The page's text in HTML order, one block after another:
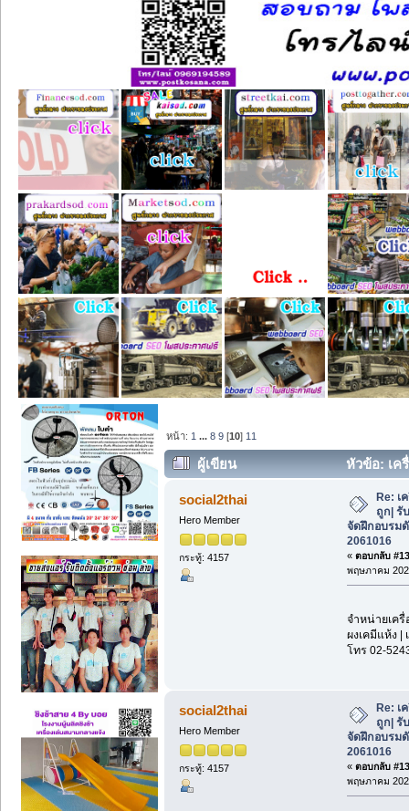
หน้า: 1 ...8 9 [10] 11
ผู้เขียน
หัวข้อ: เค
จัดฝึกอบรมดับเพลิง โทร 089-2061016
social2thai
Hero Member
กระทู้: 4157
Re: เ
ถูก| รั
จัดฝึกอบรมดั
2061016
« ตอบกลับ
พฤษภาคม
จำหน่ายเครื่
ผงเคมีแห้ง |
โทร 02-
social2thai
Hero Member
กระทู้: 4157
Re: เ
ถูก| รั
จัดฝึกอบรมดั
2061016
« ตอบกลับ
พฤษภาคม